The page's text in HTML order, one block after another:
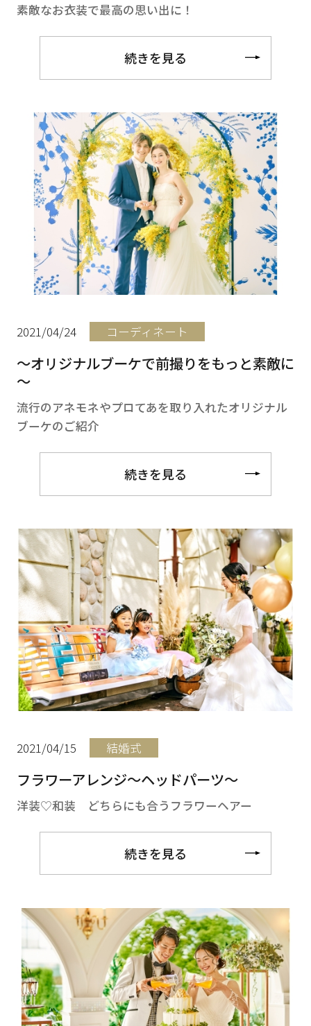
一緒に唯一無二の結婚式をプロデュースしませ
素敵なお衣装で最高の思い出に！
続きを見る
2021/04/24 コーディネート
～オリジナルブーケで前撮りをもっと素敵に
～
流行のアネモネやプロてあを取り入れたオリジナル
ブーケのご紹介
続きを見る
2021/04/15 結婚式
フラワーアレンジ～ヘッドパーツ～
洋装♡和装 どちらにも合うフラワーヘアー
続きを見る